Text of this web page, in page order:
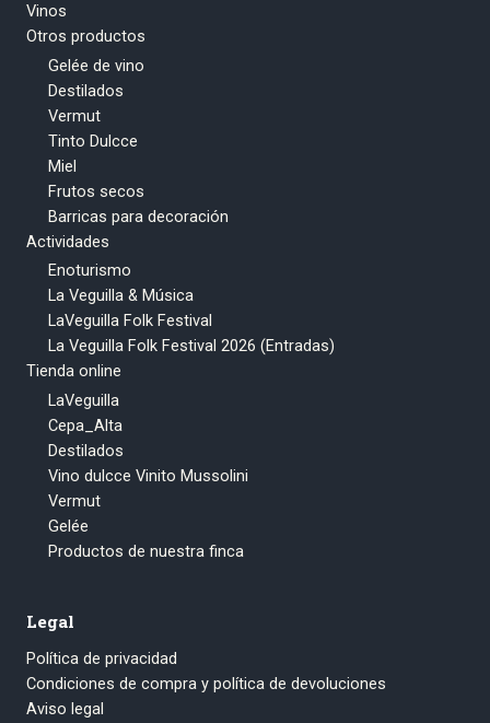
Vinos
Otros productos
Gelée de vino
Destilados
Vermut
Tinto Dulcce
Miel
Frutos secos
Barricas para decoración
Actividades
Enoturismo
La Veguilla & Música
LaVeguilla Folk Festival
La Veguilla Folk Festival 2026 (Entradas)
Tienda online
LaVeguilla
Cepa_Alta
Destilados
Vino dulcce Vinito Mussolini
Vermut
Gelée
Productos de nuestra finca
Legal
Política de privacidad
Condiciones de compra y política de devoluciones
Aviso legal